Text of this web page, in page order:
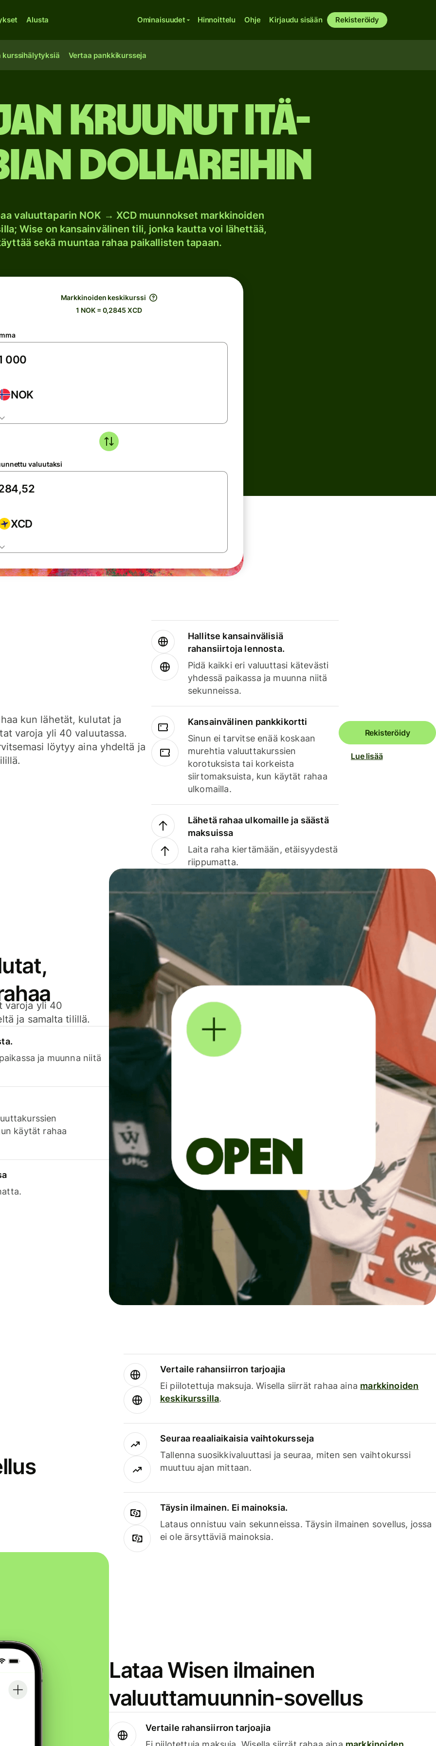
Alusta Ominaisuudet Hinnoittelu Ohje Kirjaudu sisään Rekisteröidy
kurssihälytyksiä Vertaa pankkikursseja
kruunut itä-
dollareihin
valuuttaparin NOK → XCD muunnokset markkinoiden
Wise on kansainvälinen tili, jonka kautta voi lähettää,
sekä muuntaa rahaa paikallisten tapaan.
Markkinoiden keskikurssi
1 NOK = 0,2845 XCD
NOK
valuutaksi
XCD
kun lähetät, kulutat ja
varoja yli 40 valuutassa.
löytyy aina yhdeltä ja
Hallitse kansainvälisiä
rahansiirtoja lennosta.
Pidä kaikki eri valuuttasi kätevästi
yhdessä paikassa ja muunna niitä
sekunneissa.
Kansainvälinen pankkikortti
Sinun ei tarvitse enää koskaan
murehtia valuuttakurssien
korotuksista tai korkeista
siirtomaksuista, kun käytät rahaa
ulkomailla.
Lähetä rahaa ulkomaille ja säästä
maksuissa
Laita raha kiertämään, etäisyydestä
riippumatta.
Rekisteröidy
Lue lisää
varoja yli 40
ja samalta tilillä.
ja muunna niitä
käytät rahaa
Vertaile rahansiirron tarjoajia
Ei piilotettuja maksuja. Wisella siirrät rahaa aina markkinoiden
keskikurssilla.
Seuraa reaaliaikaisia vaihtokursseja
Tallenna suosikkivaluuttasi ja seuraa, miten sen vaihtokurssi
muuttuu ajan mittaan.
Täysin ilmainen. Ei mainoksia.
Lataus onnistuu vain sekunneissa. Täysin ilmainen sovellus, jossa
ei ole ärsyttäviä mainoksia.
Lataa Wisen ilmainen
valuuttamuunnin-sovellus
Vertaile rahansiirron tarjoajia